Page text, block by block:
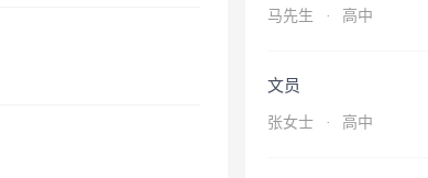
马先生 · 高中
文员
张女士 · 高中